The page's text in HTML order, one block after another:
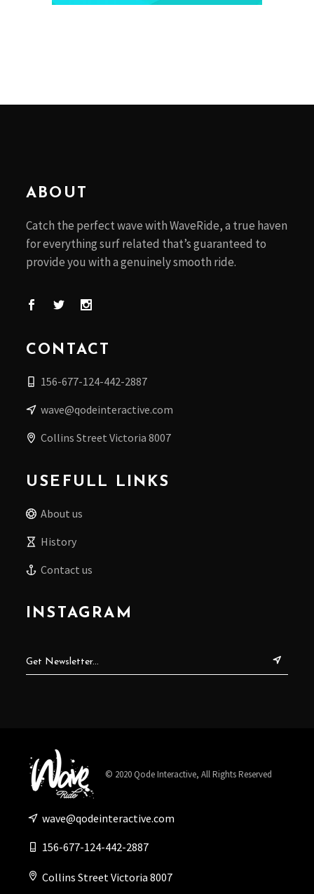
ABOUT
Catch the perfect wave with WaveRide, a true haven
for everything surf related that’s guaranteed to
provide you with a genuinely smooth ride.
CONTACT
156-677-124-442-2887
wave@qodeinteractive.com
Collins Street Victoria 8007
USEFULL LINKS
About us
History
Contact us
INSTAGRAM
© 2020 Qode Interactive, All Rights Reserved
wave@qodeinteractive.com
156-677-124-442-2887
Collins Street Victoria 8007